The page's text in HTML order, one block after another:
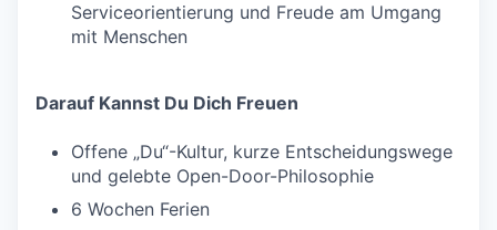
Serviceorientierung und Freude am Umgang
mit Menschen
Darauf Kannst Du Dich Freuen
Offene „Du“-Kultur, kurze Entscheidungswege
und gelebte Open-Door-Philosophie
6 Wochen Ferien